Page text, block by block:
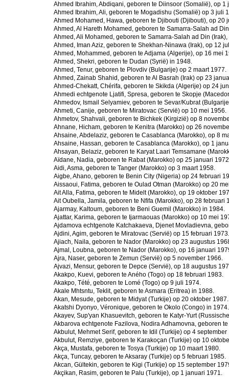
Ahmed Ibrahim, Abdiqani, geboren te Diinsoor (Somalië), op 1
Ahmed Ibrahim, Ali, geboren te Mogadishu (Somalië) op 3 juli
Ahmed Mohamed, Hawa, geboren te Djibouti (Djibouti), op 20
Ahmed, Al Hareth Mohamed, geboren te Samarra-Salah ad
Ahmed, Ali Mohamed, geboren te Samarra-Salah ad Din
Ahmed, Iman Aziz, geboren te Shekhan-Ninawa (Irak), op 12
Ahmed, Mohammed, geboren te Adjama (Algerije), op 16 mei
Ahmed, Shekri, geboren te Dudan (Syrië) in 1948.
Ahmed, Tenur, geboren te Plovdiv (Bulgarije) op 2 maart 1977.
Ahmed, Zainab Shahid, geboren te Al Basrah (Irak) op 23
Ahmed-Chekatt, Chérifa, geboren te Skikda (Algerije) op 24
Ahmedi echtgenote Ljatifi, Spresa, geboren te Skopje
Ahmedov, Ismail Selyamiev, geboren te Sevar/Kubrat
Ahmeti, Canije, geboren te Miratovac (Servië) op 10 mei 1956.
Ahmetov, Shahvali, geboren te Bichkek (Kirgizië) op 8
Ahnane, Hicham, geboren te Kenitra (Marokko) op 26
Ahsaine, Abdelaziz, geboren te Casablanca (Marokko), op 8
Ahsaine, Hassan, geboren te Casablanca (Marokko), op 1
Ahsayan, Belaziz, geboren te Karyat Laari Temsamane
Aïdane, Nadia, geboren te Rabat (Marokko) op 25 januari
Aidi, Asma, geboren te Tanger (Marokko) op 3 maart 1958.
Aigbe, Ahano, geboren te Benin City (Nigeria) op 24 februari
Aissaoui, Fatima, geboren te Oulad Otman (Marokko) op 20
Ait Alla, Fatima, geboren te Midelt (Marokko), op 19 oktober
Ait Oubella, Jamila, geboren te Nfifa (Marokko), op 28 februari
Ajarmay, Kaltoum, geboren te Beni Guemil (Marokko) in 1984.
Ajattar, Karima, geboren te Ijarmaouas (Marokko) op 10 mei
Ajdamova echtgenote Katchakaeva, Djenet Movladievna,
Ajdini, Agim, geboren te Miratovac (Servië) op 15 februari 1973.
Ajiach, Naila, geboren te Nador (Marokko) op 23 augustus
Ajmal, Loubna, geboren te Nador (Marokko), op 16 januari
Ajra, Naser, geboren te Zemun (Servië) op 5 november 1966.
Ajvazi, Mensur, geboren te Depce (Servië), op 18 augustus
Akakpo, Kuevi, geboren te Aného (Togo) op 18 februari 1983.
Akakpo, Tété, geboren te Lomé (Togo) op 9 juli 1974.
Akale Mhtsntu, Teklit, geboren te Asmara (Eritrea) in 1988.
Akan, Mesude, geboren te Midyat (Turkije) op 20 oktober 1987.
Akatshi Dyonyo, Véronique, geboren te Okolo (Congo) in 1974.
Akayev, Sup'yan Khasuevitch, geboren te Katyr-Yurt
Akbarova echtgenote Fazilova, Nodira Adhamovna, geboren
Akbulut, Mehmet Serif, geboren te Idil (Turkije) op 4 september
Akbulut, Remziye, geboren te Karakoçan (Turkije) op 10
Akça, Mustafa, geboren te Tosya (Turkije) op 10 maart 1980.
Akça, Tuncay, geboren te Aksaray (Turkije) op 5 februari 1985.
Akcan, Gültekin, geboren te Kigi (Turkije) op 15 september
Akçikan, Rasim, geboren te Palu (Turkije), op 1 januari 1971.